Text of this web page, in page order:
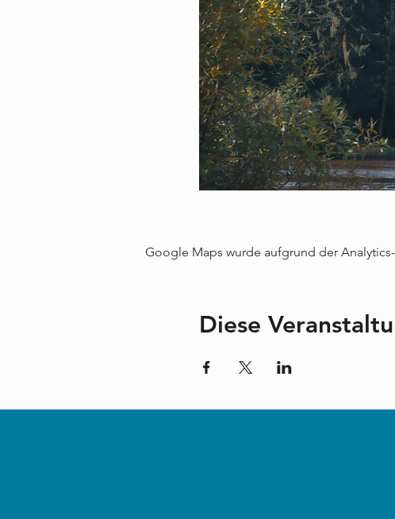
Google Maps wurde aufgrund der
Diese